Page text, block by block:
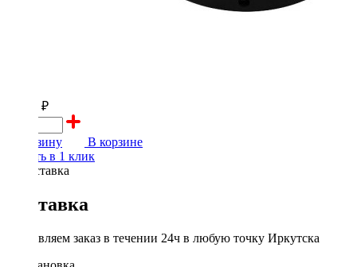
11190 ₽
В корзину
В корзине
Купить в 1 клик
Доставка
Доставляем заказ в течении 24ч в любую точку Иркутска